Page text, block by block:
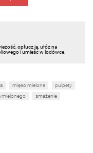
opłucz ją, ułóż na
i umieśc w lodówce.
mięso mielone
pulpety
mielonego
smażenie